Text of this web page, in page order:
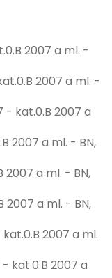
2007 a ml. -
2007 a ml. -
kat.0.B 2007 a
2007 a ml. - BN,
2007 a ml. - BN,
2007 a ml. - BN,
2007 a ml.
kat.0.B 2007 a